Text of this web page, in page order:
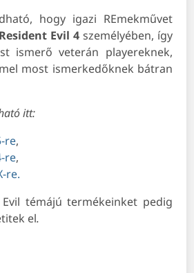
hogy igazi REmekművet
Resident Evil 4 személyében, így
ismerő veterán playereknek,
most ismerkedőknek bátran
itt:
re,
re,
re.
Evil témájú termékeinket pedig
el.